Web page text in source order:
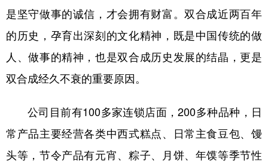
是坚守做事的诚信，才会拥有财富。双合成近两百年
的历史，孕育出深刻的文化精神，既是中国传统的做
人、做事的精神，也是双合成历史发展的结晶，更是
双合成经久不衰的重要原因。
公司目前有100多家连锁店面，200多种品种，日
常产品主要经营各类中西式糕点、日常主食豆包、馒
头等，节令产品有元宵、粽子、月饼、年馍等季节性